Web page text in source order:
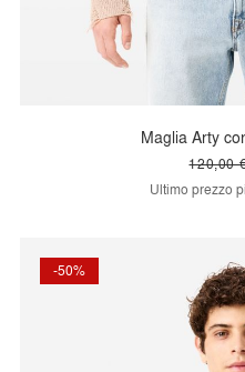
Maglia Arty
120,00
Ultimo prezzo
-50%